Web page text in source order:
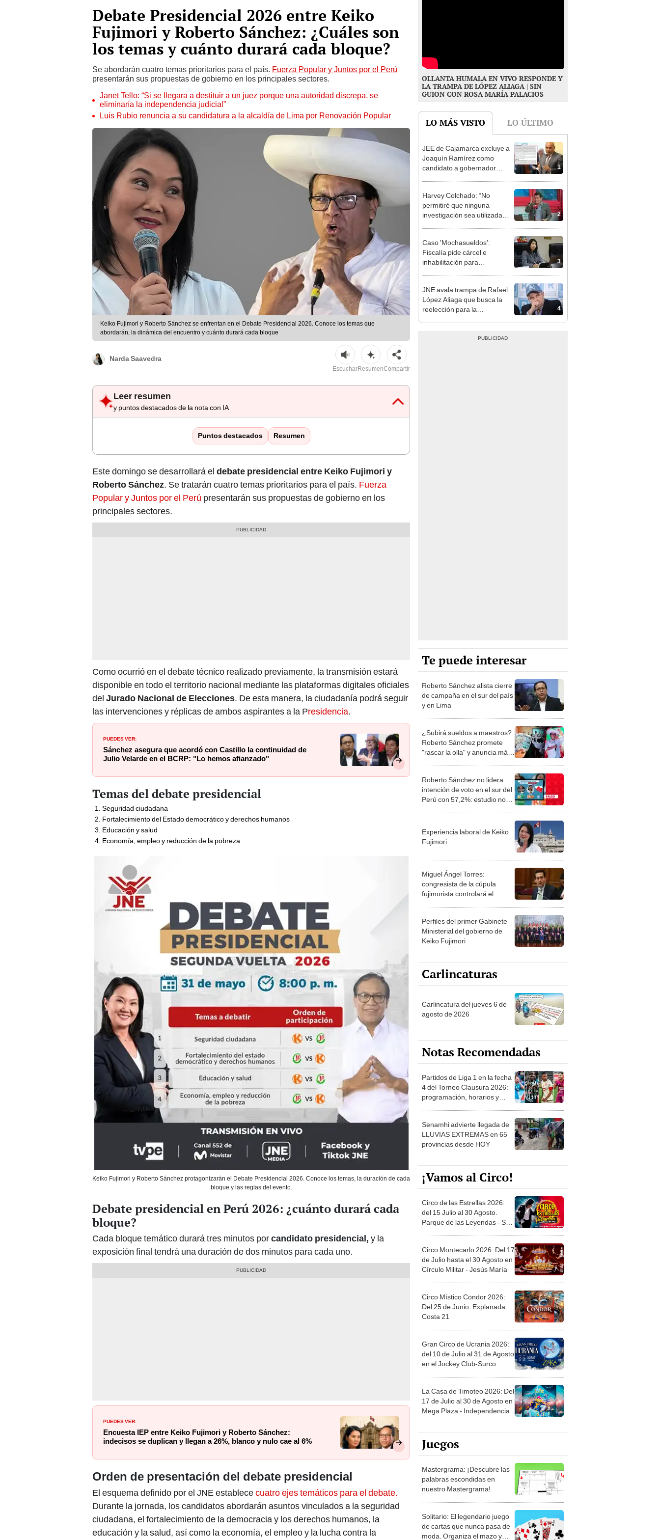
Debate Presidencial 2026 entre Keiko
Fujimori y Roberto Sánchez: ¿Cuáles son
los temas y cuánto durará cada bloque?
Se abordarán cuatro temas prioritarios para el país. Fuerza Popular y Juntos por el Perú
presentarán sus propuestas de gobierno en los principales sectores.
Janet Tello: “Si se llegara a destituir a un juez porque una autoridad discrepa, se
eliminaría la independencia judicial”
Luis Rubio renuncia a su candidatura a la alcaldía de Lima por Renovación Popular
Keiko Fujimori y Roberto Sánchez se enfrentan en el Debate Presidencial 2026. Conoce los temas que
abordarán, la dinámica del encuentro y cuánto durará cada bloque
Narda Saavedra
EscucharResumenCompartir
Leer resumen
y puntos destacados de la nota con IA
Puntos destacados Resumen
Este domingo se desarrollará el debate presidencial entre Keiko Fujimori y
Roberto Sánchez. Se tratarán cuatro temas prioritarios para el país. Fuerza
Popular y Juntos por el Perú presentarán sus propuestas de gobierno en los
principales sectores.
Como ocurrió en el debate técnico realizado previamente, la transmisión estará
disponible en todo el territorio nacional mediante las plataformas digitales oficiales
del Jurado Nacional de Elecciones. De esta manera, la ciudadanía podrá seguir
las intervenciones y réplicas de ambos aspirantes a la Presidencia.
PUEDES VER:
Sánchez asegura que acordó con Castillo la continuidad de
Julio Velarde en el BCRP: "Lo hemos afianzado"
Temas del debate presidencial
Seguridad ciudadana
Fortalecimiento del Estado democrático y derechos humanos
Educación y salud
Economía, empleo y reducción de la pobreza
Keiko Fujimori y Roberto Sánchez protagonizarán el Debate Presidencial 2026. Conoce los temas, la duración de cada
bloque y las reglas del evento.
Debate presidencial en Perú 2026: ¿cuánto durará cada
bloque?
Cada bloque temático durará tres minutos porcandidato presidencial, y la
exposición final tendrá una duración de dos minutos para cada uno.
PUEDES VER:
Encuesta IEP entre Keiko Fujimori y Roberto Sánchez:
indecisos se duplican y llegan a 26%, blanco y nulo cae al 6%
Orden de presentación del debate presidencial
El esquema definido por el JNE establececuatro ejes temáticos para el debate.
Durante la jornada, los candidatos abordarán asuntos vinculados a la seguridad
ciudadana, el fortalecimiento de la democracia y los derechos humanos, la
educación y la salud, así como la economía, el empleo y la lucha contra la
OLLANTA HUMALA EN VIVO RESPONDE Y
LA TRAMPA DE LÓPEZ ALIAGA | SIN
GUION CON ROSA MARÍA PALACIOS
LO MÁS VISTO LO ÚLTIMO
1
JEE de Cajamarca excluye a
Joaquín Ramírez como
candidato a gobernador
2
Harvey Colchado: “No
permitiré que ninguna
investigación sea utilizada
3
Caso 'Mochasueldos':
Fiscalía pide cárcel e
inhabilitación para
4
JNE avala trampa de Rafael
López Aliaga que busca la
reelección para la
Te puede interesar
Roberto Sánchez alista cierre
de campaña en el sur del país
y en Lima
¿Subirá sueldos a maestros?
Roberto Sánchez promete
"rascar la olla" y anuncia más
Roberto Sánchez no lidera
intención de voto en el sur del
Perú con 57,2%: estudio no
Experiencia laboral de Keiko
Fujimori
Miguel Ángel Torres:
congresista de la cúpula
fujimorista controlará el
Perfiles del primer Gabinete
Ministerial del gobierno de
Keiko Fujimori
Carlincaturas
Carlincatura del jueves 6 de
agosto de 2026
Notas Recomendadas
Partidos de Liga 1 en la fecha
4 del Torneo Clausura 2026:
programación, horarios y
Senamhi advierte llegada de
LLUVIAS EXTREMAS en 65
provincias desde HOY
¡Vamos al Circo!
Circo de las Estrellas 2026:
del 15 Julio al 30 Agosto.
Parque de las Leyendas - San
Circo Montecarlo 2026: Del 17
de Julio hasta el 30 Agosto en
Círculo Militar - Jesús María
Circo Místico Condor 2026:
Del 25 de Junio. Explanada
Costa 21
Gran Circo de Ucrania 2026:
del 10 de Julio al 31 de Agosto
en el Jockey Club-Surco
La Casa de Timoteo 2026: Del
17 de Julio al 30 de Agosto en
Mega Plaza - Independencia
Juegos
Mastergrama: ¡Descubre las
palabras escondidas en
nuestro Mastergrama!
Solitario: El legendario juego
de cartas que nunca pasa de
moda. Organiza el mazo y